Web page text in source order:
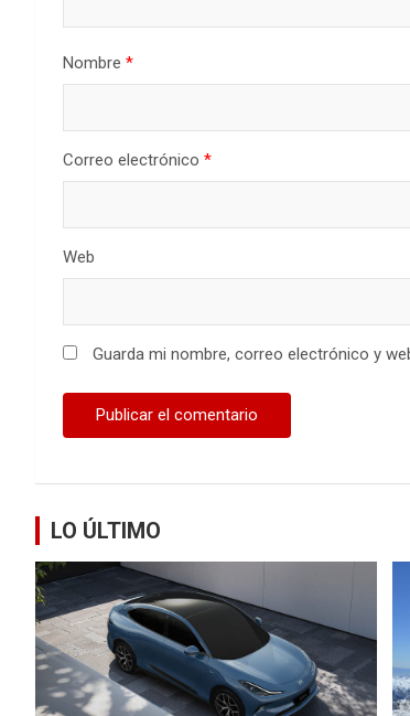
Nombre *
Correo electrónico *
Web
Guarda mi nombre, correo electrónico y
LO ÚLTIMO